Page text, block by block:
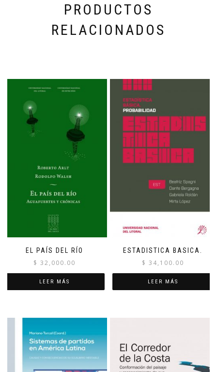
PRODUCTOS
RELACIONADOS
EL PAÍS DEL RÍO
$ 32,000.00
LEER MÁS
ESTADISTICA BASICA.
$ 34,100.00
LEER MÁS